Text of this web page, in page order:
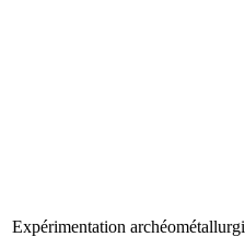
Expérimentation